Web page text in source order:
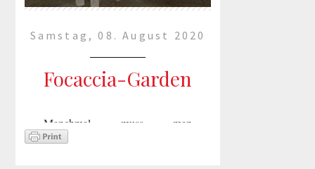
Samstag, 08. August 2020
Focaccia-Garden
Manchmal muss man
Trendgeschichten mitmachen